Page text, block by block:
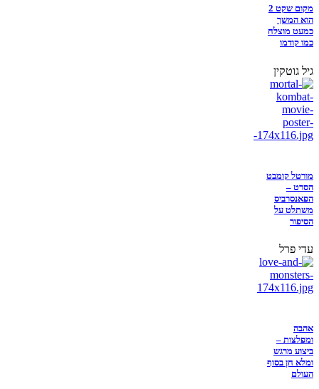
מקום שקט 2
הוא המשך
כמעט מוצלח
כמו קודמו
גיל גוטקין
מורטל קומבט
הסרט –
הפאנסרביס
משתלט על
הסיפור
עדי פרל
אהבה
ומפלצות –
ביצוע מרגש
ומלא חן בסוף
העולם